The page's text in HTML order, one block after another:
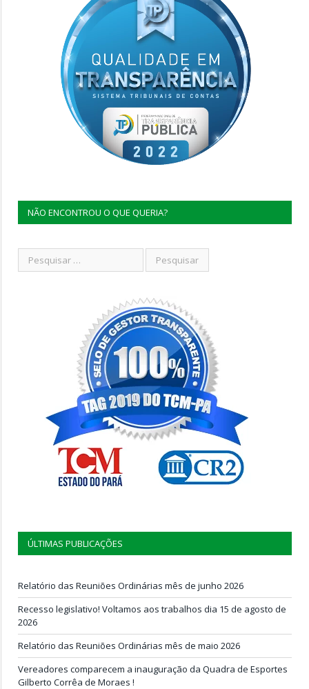
NÃO ENCONTROU O QUE QUERIA?
ÚLTIMAS PUBLICAÇÕES
Relatório das Reuniões Ordinárias mês de junho 2026
Recesso legislativo! Voltamos aos trabalhos dia 15 de agosto de
2026
Relatório das Reuniões Ordinárias mês de maio 2026
Vereadores comparecem a inauguração da Quadra de Esportes
Gilberto Corrêa de Moraes !